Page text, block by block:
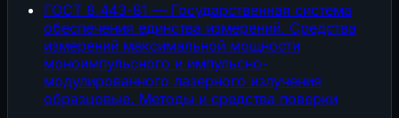
ГОСТ 8.443-81 — Государственная система
обеспечения единства измерений. Средства
измерений максимальной мощности
моноимпульсного и импульсно-
модулированного лазерного излучения
образцовые. Методы и средства поверки